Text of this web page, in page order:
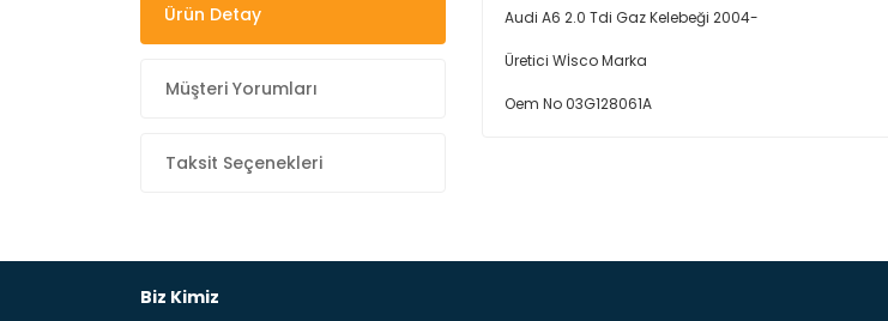
Ürün Detay
Müşteri Yorumları
Taksit Seçenekleri
Audi A6 2.0 Tdi Gaz Kelebeği 2004-
Üretici Wİsco Marka
Oem No 03G128061A
Biz Kimiz